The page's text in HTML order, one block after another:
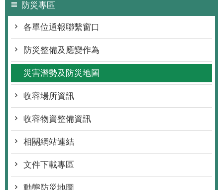
防災專區
各單位通報聯繫窗口
防災整備及應變作為
災害潛勢及防災地圖
收容場所資訊
收容物資整備資訊
相關網站連結
文件下載專區
動態防災地圖